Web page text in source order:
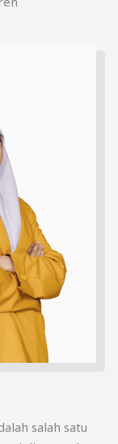
salah satu